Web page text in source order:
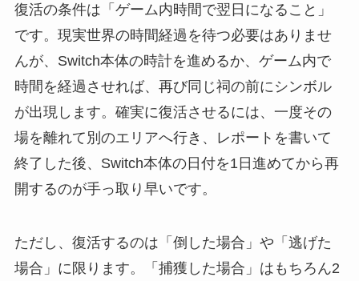
復活の条件は「ゲーム内時間で翌日になること」
です。現実世界の時間経過を待つ必要はありませ
んが、Switch本体の時計を進めるか、ゲーム内で
時間を経過させれば、再び同じ祠の前にシンボル
が出現します。確実に復活させるには、一度その
場を離れて別のエリアへ行き、レポートを書いて
終了した後、Switch本体の日付を1日進めてから再
開するのが手っ取り早いです。
ただし、復活するのは「倒した場合」や「逃げた
場合」に限ります。「捕獲した場合」はもちろん2